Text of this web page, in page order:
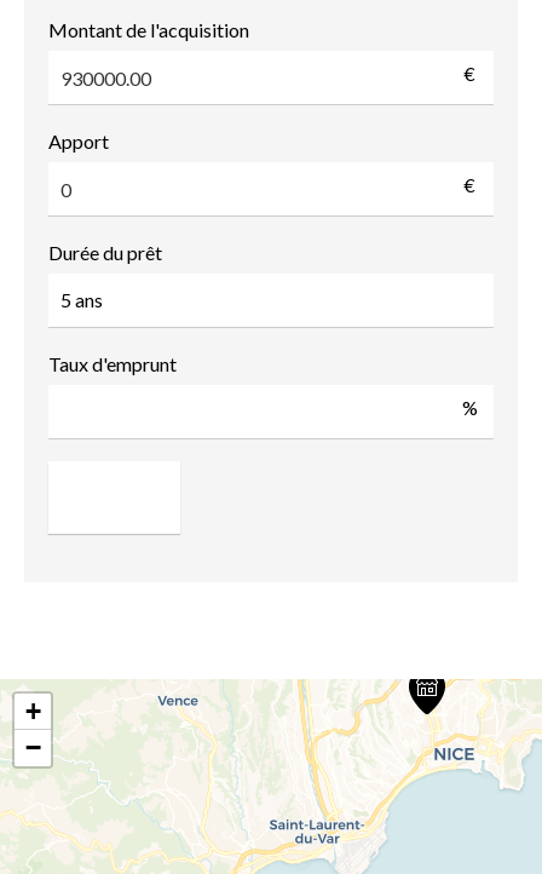
Montant de l'acquisition
€
Apport
€
Durée du prêt
Taux d'emprunt
%
+
−